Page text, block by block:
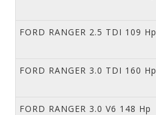
FORD RANGER 2.5 TDI 109 Hp
FORD RANGER 3.0 TDI 160 Hp
FORD RANGER 3.0 V6 148 Hp